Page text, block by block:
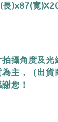
)x87(寬
拍攝角度及
主，（出貨
您！